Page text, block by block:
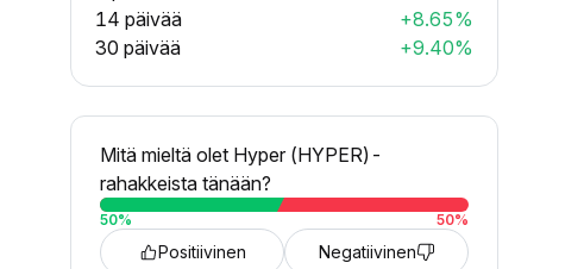
14 päivää
+8.65%
30 päivää
+9.40%
Mitä mieltä olet Hyper (HYPER)-
rahakkeista tänään?
50% 50%
Positiivinen Negatiivinen